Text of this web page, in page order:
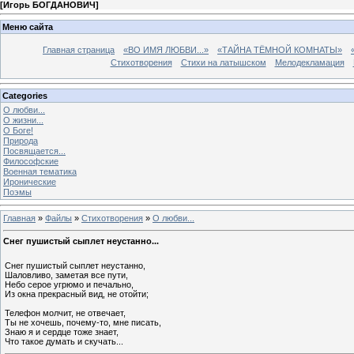
[Игорь БОГДАНОВИЧ]
Меню сайта
Главная страница «ВО ИМЯ ЛЮБВИ...» «ТАЙНА ТЁМНОЙ КОМНАТЫ»
Стихотворения
Стихи на латышском Мелодекламация
Categories
О любви...
О жизни...
О Боге!
Природа
Посвящается...
Философские
Военная тематика
Иронические
Поэмы
Главная » Файлы » Стихотворения » О любви...
Снег пушистый сыплет неустанно...
Снег пушистый сыплет неустанно,
Шаловливо, заметая все пути,
Небо серое угрюмо и печально,
Из окна прекрасный вид, не отойти;
Телефон молчит, не отвечает,
Ты не хочешь, почему-то, мне писать,
Знаю я и сердце тоже знает,
Что такое думать и скучать...